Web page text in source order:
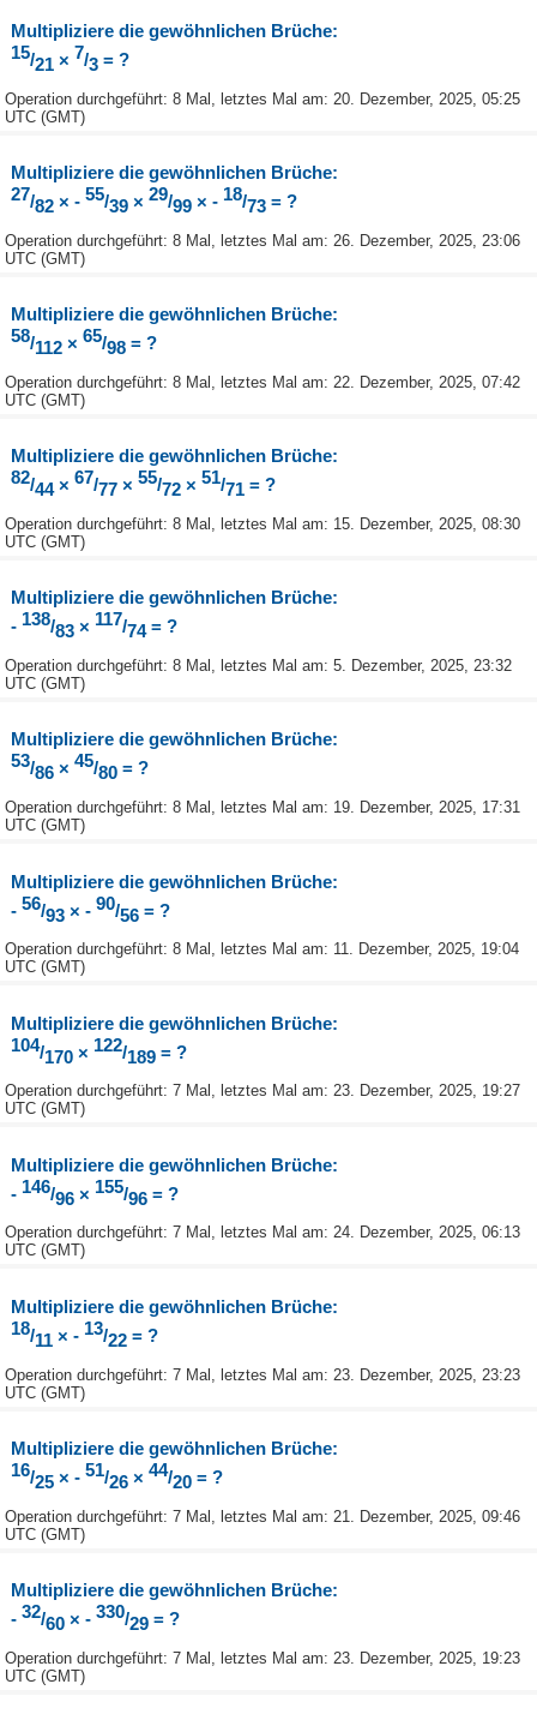
Multipliziere die gewöhnlichen Brüche:
15/21 × 7/3= ?
Operation durchgeführt: 8 Mal, letztes Mal am: 20. Dezember, 2025, 05:25
UTC (GMT)
Multipliziere die gewöhnlichen Brüche:
27/82× - 55/39× 29/99× - 18/73= ?
Operation durchgeführt: 8 Mal, letztes Mal am: 26. Dezember, 2025, 23:06
UTC (GMT)
Multipliziere die gewöhnlichen Brüche:
58/112× 65/98= ?
Operation durchgeführt: 8 Mal, letztes Mal am: 22. Dezember, 2025, 07:42
UTC (GMT)
Multipliziere die gewöhnlichen Brüche:
82/44 × 67/77× 55/72× 51/71 = ?
Operation durchgeführt: 8 Mal, letztes Mal am: 15. Dezember, 2025, 08:30
UTC (GMT)
Multipliziere die gewöhnlichen Brüche:
- 138/83× 117/74 = ?
Operation durchgeführt: 8 Mal, letztes Mal am: 5. Dezember, 2025, 23:32
UTC (GMT)
Multipliziere die gewöhnlichen Brüche:
53/86× 45/80= ?
Operation durchgeführt: 8 Mal, letztes Mal am: 19. Dezember, 2025, 17:31
UTC (GMT)
Multipliziere die gewöhnlichen Brüche:
- 56/93× - 90/56= ?
Operation durchgeführt: 8 Mal, letztes Mal am: 11. Dezember, 2025, 19:04
UTC (GMT)
Multipliziere die gewöhnlichen Brüche:
104/170× 122/189= ?
Operation durchgeführt: 7 Mal, letztes Mal am: 23. Dezember, 2025, 19:27
UTC (GMT)
Multipliziere die gewöhnlichen Brüche:
- 146/96× 155/96= ?
Operation durchgeführt: 7 Mal, letztes Mal am: 24. Dezember, 2025, 06:13
UTC (GMT)
Multipliziere die gewöhnlichen Brüche:
18/11 × - 13/22= ?
Operation durchgeführt: 7 Mal, letztes Mal am: 23. Dezember, 2025, 23:23
UTC (GMT)
Multipliziere die gewöhnlichen Brüche:
16/25× - 51/26× 44/20= ?
Operation durchgeführt: 7 Mal, letztes Mal am: 21. Dezember, 2025, 09:46
UTC (GMT)
Multipliziere die gewöhnlichen Brüche:
- 32/60× - 330/29= ?
Operation durchgeführt: 7 Mal, letztes Mal am: 23. Dezember, 2025, 19:23
UTC (GMT)